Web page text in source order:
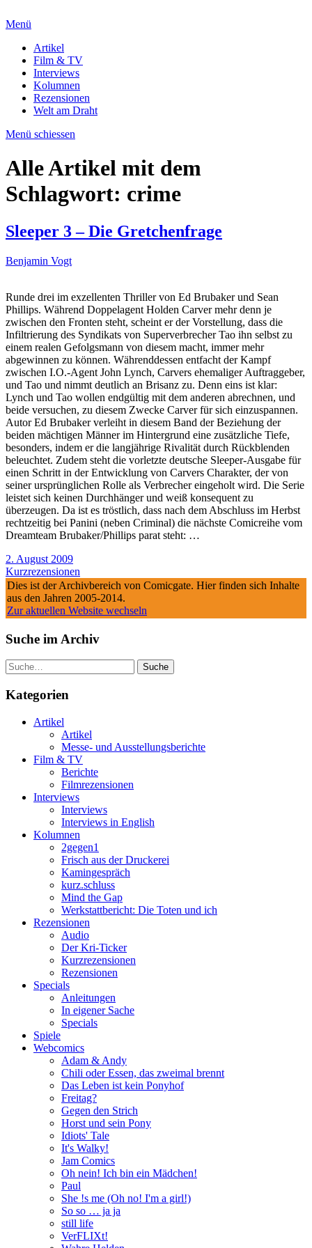
Menü
Artikel
Film & TV
Interviews
Kolumnen
Rezensionen
Welt am Draht
Menü schiessen
Alle Artikel mit dem
Schlagwort: crime
Sleeper 3 – Die Gretchenfrage
Benjamin Vogt
Runde drei im exzellenten Thriller von Ed Brubaker und Sean
Phillips. Während Doppelagent Holden Carver mehr denn je
zwischen den Fronten steht, scheint er der Vorstellung, dass die
Infiltrierung des Syndikats von Superverbrecher Tao ihn selbst zu
einem realen Gefolgsmann von diesem macht, immer mehr
abgewinnen zu können. Währenddessen entfacht der Kampf
zwischen I.O.-Agent John Lynch, Carvers ehemaliger Auftraggeber,
und Tao und nimmt deutlich an Brisanz zu. Denn eins ist klar:
Lynch und Tao wollen endgültig mit dem anderen abrechnen, und
beide versuchen, zu diesem Zwecke Carver für sich einzuspannen.
Autor Ed Brubaker verleiht in diesem Band der Beziehung der
beiden mächtigen Männer im Hintergrund eine zusätzliche Tiefe,
besonders, indem er die langjährige Rivalität durch Rückblenden
beleuchtet. Zudem steht die vorletzte deutsche Sleeper-Ausgabe für
einen Schritt in der Entwicklung von Carvers Charakter, der von
seiner ursprünglichen Rolle als Verbrecher eingeholt wird. Die Serie
leistet sich keinen Durchhänger und weiß konsequent zu
überzeugen. Da ist es tröstlich, dass nach dem Abschluss im Herbst
rechtzeitig bei Panini (neben Criminal) die nächste Comicreihe vom
Dreamteam Brubaker/Phillips parat steht: …
2. August 2009
Kurzrezensionen
Dies ist der Archivbereich von Comicgate. Hier finden sich Inhalte
aus den Jahren 2005-2014.
Zur aktuellen Website wechseln
Suche im Archiv
Suche
Kategorien
Artikel
Artikel
Messe- und Ausstellungsberichte
Film & TV
Berichte
Filmrezensionen
Interviews
Interviews
Interviews in English
Kolumnen
2gegen1
Frisch aus der Druckerei
Kamingespräch
kurz.schluss
Mind the Gap
Werkstattbericht: Die Toten und ich
Rezensionen
Audio
Der Kri-Ticker
Kurzrezensionen
Rezensionen
Specials
Anleitungen
In eigener Sache
Specials
Spiele
Webcomics
Adam & Andy
Chili oder Essen, das zweimal brennt
Das Leben ist kein Ponyhof
Freitag?
Gegen den Strich
Horst und sein Pony
Idiots' Tale
It's Walky!
Jam Comics
Oh nein! Ich bin ein Mädchen!
Paul
She !s me (Oh no! I'm a girl!)
So so … ja ja
still life
VerFLIXt!